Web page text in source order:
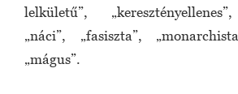
lelkületű”,
„náci”, „fasiszta”,
„mágus”.